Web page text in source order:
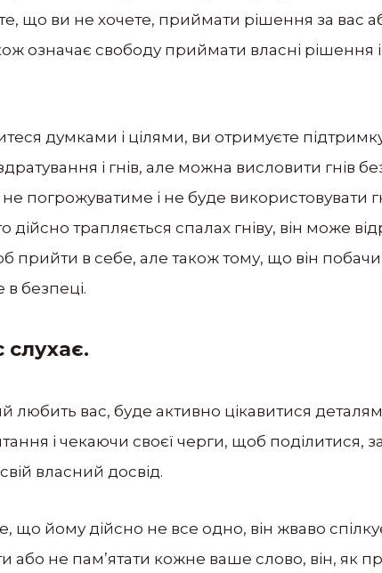
що ви не хочете, приймати рішення за вас
означає свободу приймати власні рішення
думками і цілями, ви отримуєте
і гнів, але можна висловити гнів
погрожуватиме і не буде використовувати
дійсно трапляється спалах гніву, він може
прийти в себе, але також тому, що він
в безпеці.
слухає.
любить вас, буде активно цікавитися
і чекаючи своєї черги, щоб поділитися,
власний досвід.
що йому дійсно не все одно, він жваво
або не пам’ятати кожне ваше слово, він, як